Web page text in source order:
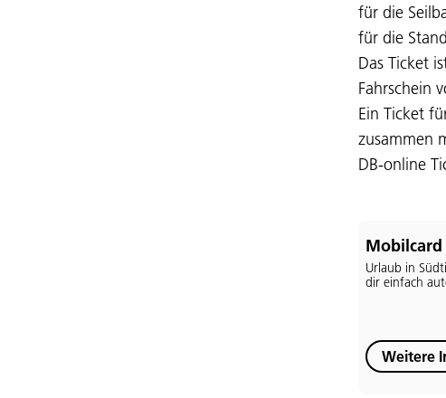
für die
für die
Das Ticket
Fahrschein
Ein Ticket
zusammen
DB-online
Mobilcard
Urlaub in
dir einfach
Weitere